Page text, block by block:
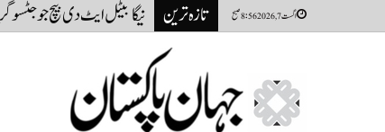
اگست 7, 2026 8:56 صبح تازہ ترین پاکستانی کرکٹر حمزہ نذر پر 2 سال کی پابندی اور 10 لاکھ روپےکا جرمانہ عائد